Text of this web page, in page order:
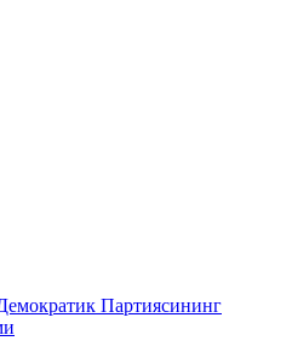
Партиясининг